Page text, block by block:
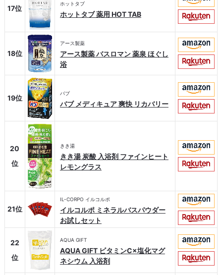
17位
ホットタブ
ホットタブ 薬用 HOT TAB
18位
アース製薬
アース製薬 バスロマン 薬泉 ほぐし
浴
19位
バブ
バブ メディキュア 爽快 リカバリー
20
位
きき湯
きき湯 炭酸 入浴剤 ファインヒート
レモングラス
21位
IL-CORPO イルコルポ
イルコルポ ミネラルバスパウダー
お試しセット
22
位
AQUA GIFT
AQUA GIFT ビタミンC×塩化マグ
ネシウム 入浴剤